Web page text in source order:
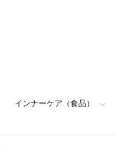
インナーケア（食品）